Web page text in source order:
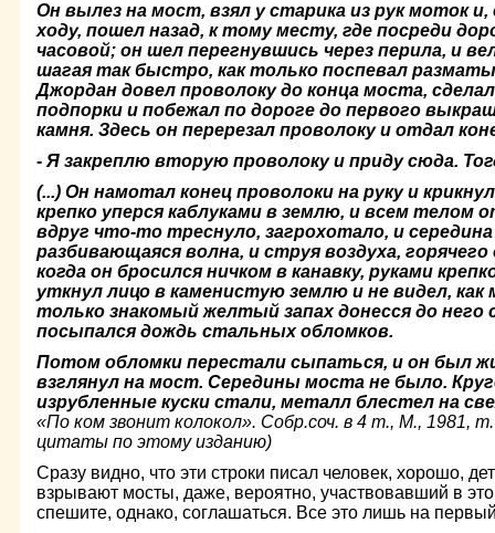
Он вылез на мост, взял у старика из рук моток и,
ходу, пошел назад, к тому месту, где посреди
часовой; он шел перегнувшись через перила, и
шагая так быстро, как только поспевал
Джордан довел проволоку до конца моста,
подпорки и побежал по до­роге до первого
камня. Здесь он перерезал проволоку и отдал
- Я закреплю вторую проволоку и приду сюда.
(...) Он намотал конец проволоки на руку и
крепко уперся каблуками в землю, и всем телом
вдруг что-то треснуло, загрохо­тало, и
разбивающаяся волна, и струя воздуха,
когда он бросился ничком в канавку, руками
уткнул лицо в каменистую землю и не видел,
только знакомый желтый запах донесся до него
посыпался дождь стальных обломков.
Потом обломки перестали сыпаться, и он был
взглянул на мост. Середины моста не было.
изрубленные куски стали, металл блестел на
«По ком звонит колокол». Собр.соч. в 4 т., М., 1981,
цитаты по этому изданию)
Сразу видно, что эти строки писал человек, хорошо,
взрывают мосты, даже, вероятно, участвовавший в
спешите, однако, соглашаться. Все это лишь на